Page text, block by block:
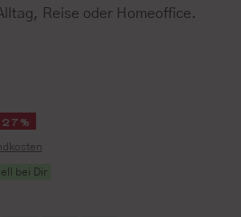
Reise oder Homeoffice.
27%
bei Dir